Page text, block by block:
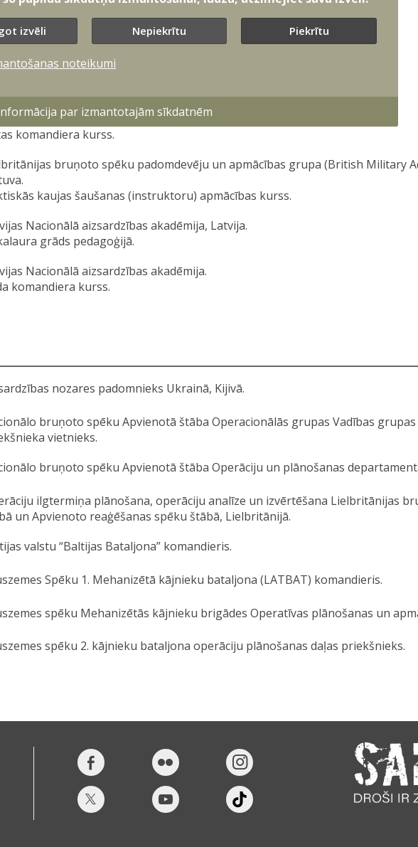
bruņoto spēku Valodu skola.
Dari (BIVI-PERS) valodas kurss.
skola Oberammergau, Vācija.
Nacionālā aizsardzības akadēmija.
komandiera kurss.
bruņoto spēku padomdevēju un apmācības grupa (British Military
kaujas šaušanas (instruktoru) apmācības kurss.
Nacionālā aizsardzības akadēmija, Latvija.
grāds pedagoģijā.
Nacionālā aizsardzības akadēmija.
komandiera kurss.
nozares padomnieks Ukrainā, Kijivā.
bruņoto spēku Apvienotā štāba Operacionālās grupas Vadības
vietnieks.
bruņoto spēku Apvienotā štāba Operāciju un plānošanas
ilgtermiņa plānošana, operāciju analīze un izvērtēšana Lielbritānijas
un Apvienoto reaģēšanas spēku štābā, Lielbritānijā.
valstu “Baltijas Bataljona” komandieris.
Spēku 1. Mehanizētā kājnieku bataljona (LATBAT) komandieris.
spēku Mehanizētās kājnieku brigādes Operatīvas plānošanas un
spēku 2. kājnieku bataljona operāciju plānošanas daļas priekšnieks.
izvēli Nepiekrītu Piekrītu
noteikumi
par izmantotajām sīkdatnēm